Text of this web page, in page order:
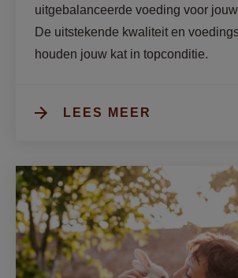
uitgebalanceerde voeding voor
De uitstekende kwaliteit en
houden jouw kat in topconditie.
LEES MEER